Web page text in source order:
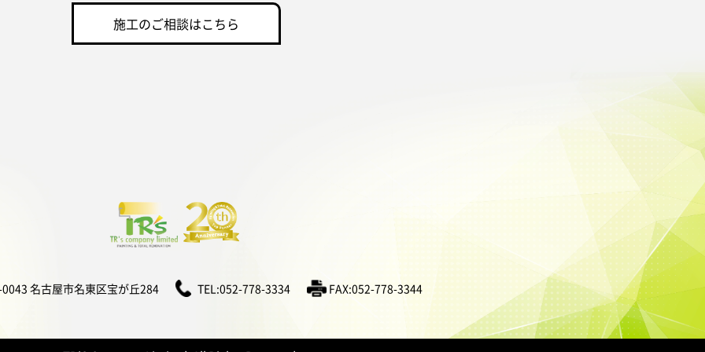
施工のご相談はこちら
名古屋市名東区宝が丘284 TEL:052-778-3334 FAX:052-778-3344